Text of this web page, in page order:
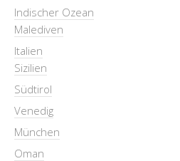
Indischer Ozean
Malediven
Italien
Sizilien
Südtirol
Venedig
München
Oman